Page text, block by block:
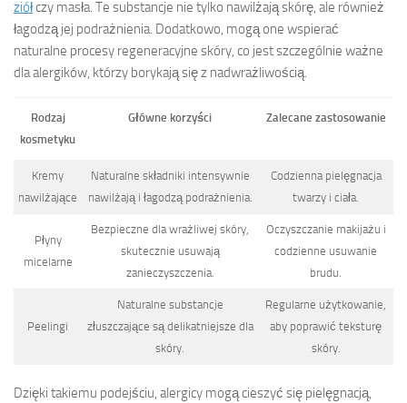
ziółczy masła. Te substancje nie tylko nawilżają skórę, ale również
łagodzą jej podrażnienia. Dodatkowo, mogą one wspierać
naturalne procesy regeneracyjne skóry, co jest szczególnie ważne
dla alergików, którzy borykają się z nadwrażliwością.
Rodzaj
kosmetyku
Główne korzyści Zalecane zastosowanie
Kremy
nawilżające
Naturalne składniki intensywnie
nawilżają i łagodzą podrażnienia.
Codzienna pielęgnacja
twarzy i ciała.
Płyny
micelarne
Bezpieczne dla wrażliwej skóry,
skutecznie usuwają
zanieczyszczenia.
Oczyszczanie makijażu i
codzienne usuwanie
brudu.
Peelingi
Naturalne substancje
złuszczające są delikatniejsze dla
skóry.
Regularne użytkowanie,
aby poprawić teksturę
skóry.
Dzięki takiemu podejściu, alergicy mogą cieszyć się pielęgnacją,